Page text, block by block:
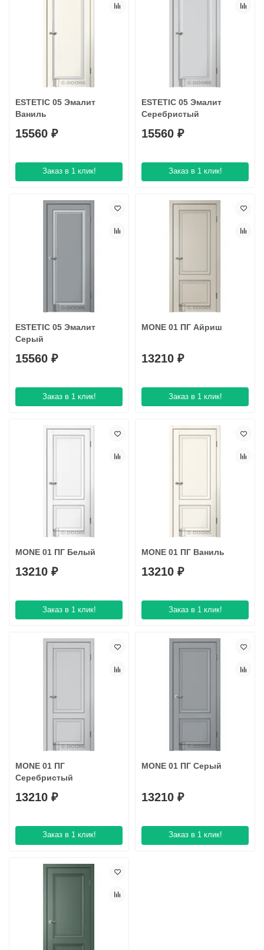
ESTETIC 05 Эмалит
Ваниль
15560 ₽
Заказ в 1 клик!
ESTETIC 05 Эмалит
Серебристый
15560 ₽
Заказ в 1 клик!
ESTETIC 05 Эмалит
Серый
15560 ₽
Заказ в 1 клик!
MONE 01 ПГ Айриш
13210 ₽
Заказ в 1 клик!
MONE 01 ПГ Белый
13210 ₽
Заказ в 1 клик!
MONE 01 ПГ Ваниль
13210 ₽
Заказ в 1 клик!
MONE 01 ПГ
Серебристый
13210 ₽
Заказ в 1 клик!
MONE 01 ПГ Серый
13210 ₽
Заказ в 1 клик!